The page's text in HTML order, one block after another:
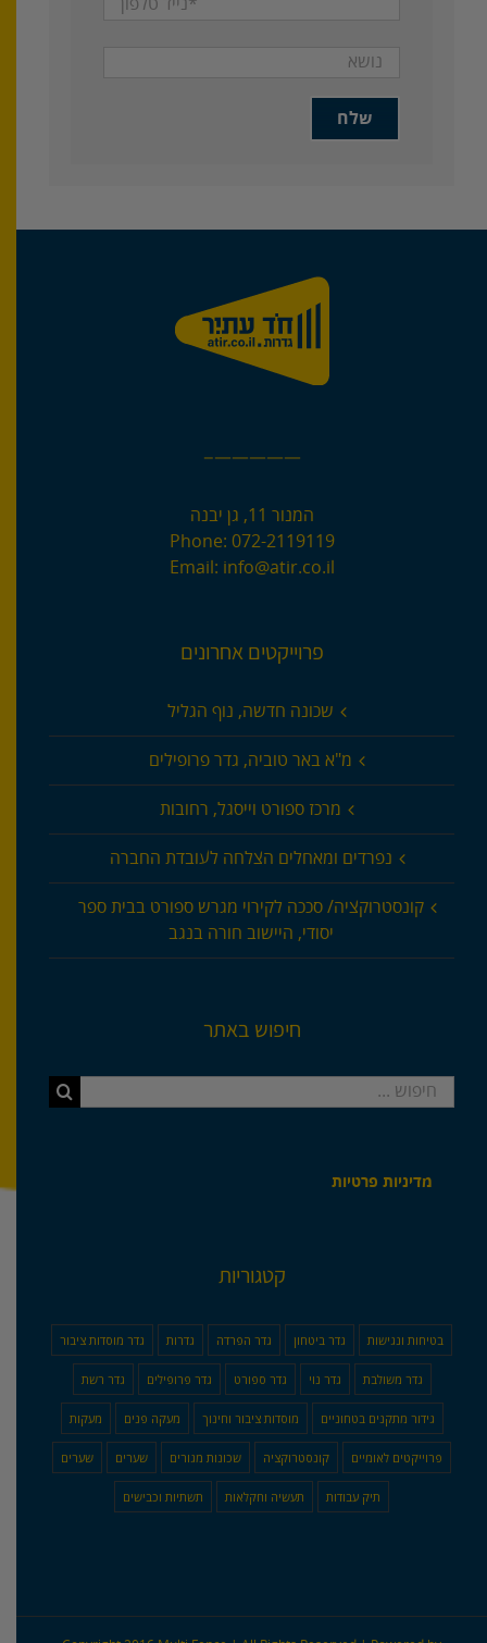
—————–
המנור 11, גן יבנה
Phone: 072-2119119
Email: info@atir.co.il
פרוייקטים אחרונים
שכונה חדשה, נוף הגליל
מ"א באר טוביה, גדר פרופילים
מרכז ספורט וייסגל, רחובות
נפרדים ומאחלים הצלחה לעובדת החברה
קונסטרוקציה/ סככה לקירוי מגרש ספורט בבית ספר
יסודי, היישוב חורה בנגב
חיפוש באתר
חיפוש...
מדיניות פרטיות
קטגוריות
בטיחות ונגישות גדר ביטחון גדר הפרדה גדרות גדר מוסדות ציבור
גדר משולבת גדר נוי גדר ספורט גדר פרופילים גדר רשת
גידור מתקנים בטחוניים מוסדות ציבור וחינוך מעקה פנים מעקות
פרוייקטים לאומיים קונסטרוקציה שכונות מגורים שערים שערים
תיק עבודות תעשיה וחקלאות תשתיות וכבישים